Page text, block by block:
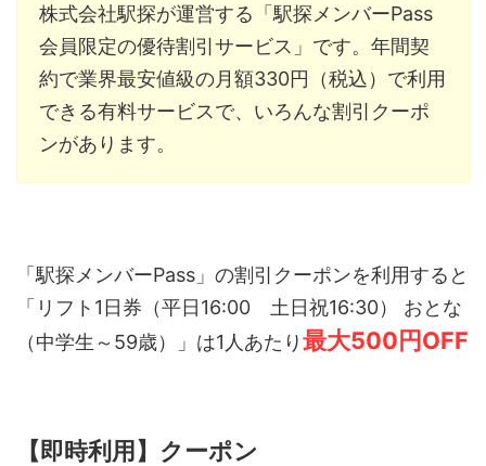
株式会社駅探が運営する「駅探メンバーPass
会員限定の優待割引サービス」です。 年間契
約で業界最安値級の月額330円（税込） で利用
できる有料サービスで、いろんな割引クーポ
ンがあります。
「駅探メンバーPass」の割引クーポンを利用すると
「リフト1日券（平日16:00 土日祝16:30） おとな
（中学生～59歳）」は1人あたり最大500円OFF
【即時利用】クーポン